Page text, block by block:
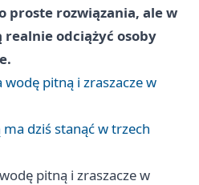
proste rozwiązania, ale w
odciążyć osoby
wodę pitną i zraszacze w
dziś stanąć w trzech
pitną i zraszacze w